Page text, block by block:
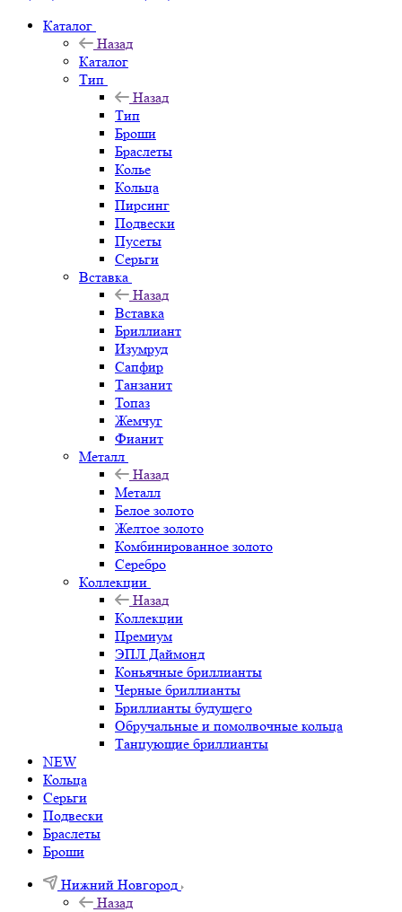
Каталог
Назад
Каталог
Тип
Назад
Тип
Броши
Браслеты
Колье
Кольца
Пирсинг
Подвески
Пусеты
Серьги
Вставка
Назад
Вставка
Бриллиант
Изумруд
Сапфир
Танзанит
Топаз
Жемчуг
Фианит
Металл
Назад
Металл
Белое золото
Желтое золото
Комбинированное золото
Серебро
Коллекции
Назад
Коллекции
Премиум
ЭПЛ Даймонд
Коньячные бриллианты
Черные бриллианты
Бриллианты будущего
Обручальные и помолвочные кольца
Танцующие бриллианты
NEW
Кольца
Серьги
Подвески
Браслеты
Броши
Нижний Новгород
Назад